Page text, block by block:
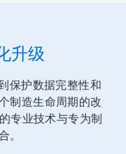
升级
保护数据完整性和
制造生命周期的改
专业技术与专为制
。